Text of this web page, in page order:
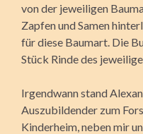
von der jeweiligen
Zapfen und Samen
für diese Baumart. Die
Stück Rinde des
Irgendwann stand
Auszubildender zum
Kinderheim, neben mir